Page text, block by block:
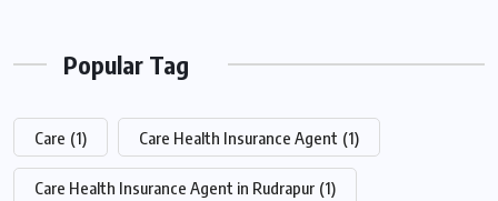
Popular Tag
Care (1) Care Health Insurance Agent (1)
Care Health Insurance Agent in Rudrapur (1)